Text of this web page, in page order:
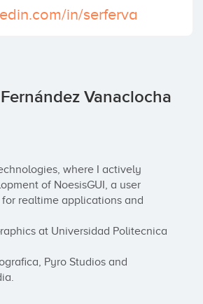
in/serferva
Vanaclocha
where I actively
of NoesisGUI, a user
realtime applications and
at Universidad Politecnica
Pyro Studios and